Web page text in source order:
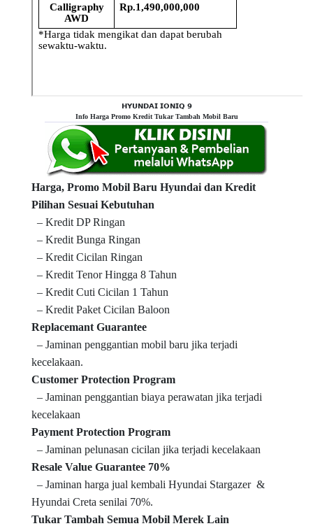
𝗛𝗬𝗨𝗡𝗗𝗔𝗜 𝗜𝗢𝗡𝗜𝗤 𝟵
Info Harga Promo Kredit Tukar Tambah Mobil Baru
Harga, Promo Mobil Baru Hyundai dan Kredit
Pilihan Sesuai Kebutuhan
– Kredit DP Ringan
– Kredit Bunga Ringan
– Kredit Cicilan Ringan
– Kredit Tenor Hingga 8 Tahun
– Kredit Cuti Cicilan 1 Tahun
– Kredit Paket Cicilan Baloon
Replacemant Guarantee
– Jaminan penggantian mobil baru jika terjadi
kecelakaan.
Customer Protection Program
– Jaminan penggantian biaya perawatan jika terjadi
kecelakaan
Payment Protection Program
– Jaminan pelunasan cicilan jika terjadi kecelakaan
Resale Value Guarantee 70%
– Jaminan harga jual kembali Hyundai Stargazer &
Hyundai Creta senilai 70%.
Tukar Tambah Semua Mobil Merek Lain